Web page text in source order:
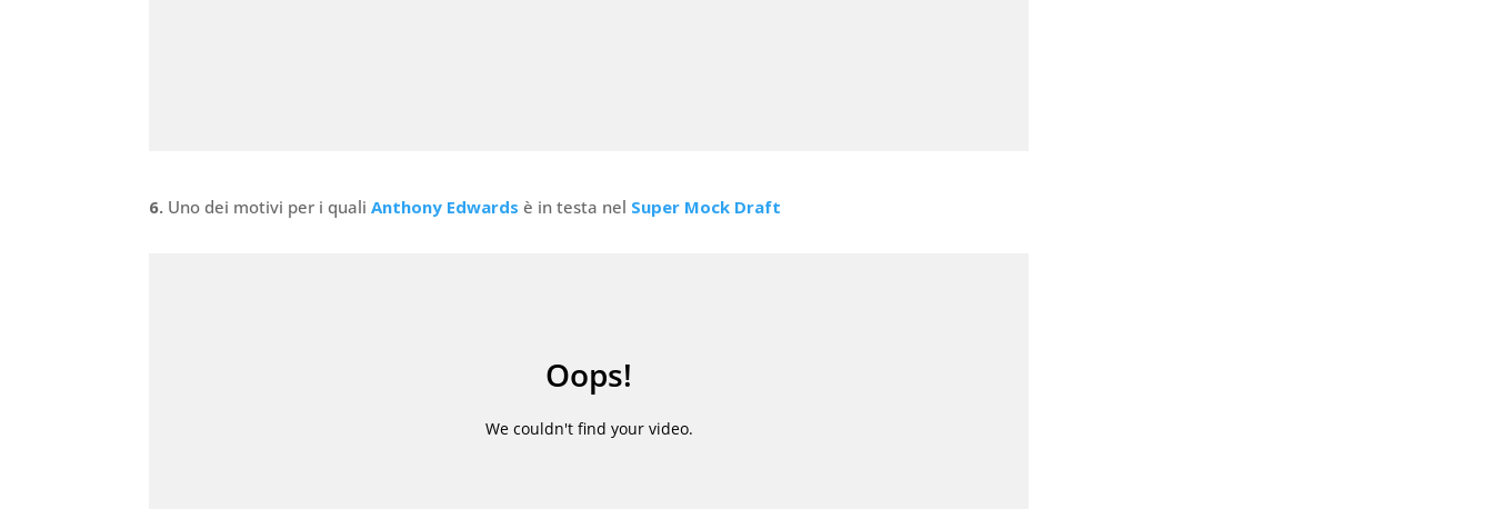
6. Uno dei motivi per i qualiAnthony Edwards è in testa nel Super Mock Draft